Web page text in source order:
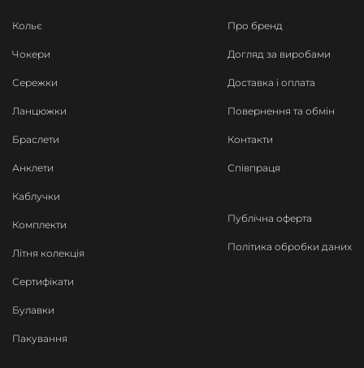
Кольє
Чокери
Сережки
Ланцюжки
Браслети
Анклети
Каблучки
Комплекти
Літня колекція
Сертифікати
Булавки
Пакування
Про бренд
Догляд за виробами
Доставка і оплата
Повернення та обмін
Контакти
Співпраця
Публічна оферта
Політика обробки даних